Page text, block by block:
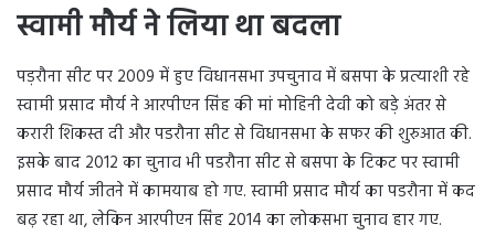
स्वामी मौर्य ने लिया था बदला
पड़रौना सीट पर 2009 में हुए विधानसभा उपचुनाव में बसपा के प्रत्याशी रहे
स्वामी प्रसाद मौर्य ने आरपीएन सिंह की मां मोहिनी देवी को बड़े अंतर से
करारी शिकस्त दी और पडरौना सीट से विधानसभा के सफर की शुरुआत की.
इसके बाद 2012 का चुनाव भी पडरौना सीट से बसपा के टिकट पर स्वामी
प्रसाद मौर्य जीतने में कामयाब हो गए. स्वामी प्रसाद मौर्य का पडरौना में कद
बढ़ रहा था, लेकिन आरपीएन सिंह 2014 का लोकसभा चुनाव हार गए.